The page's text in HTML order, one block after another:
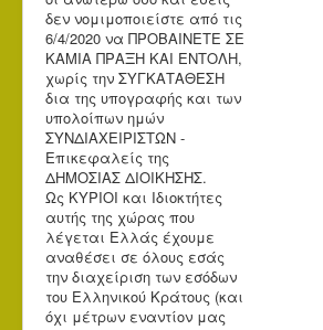
δεν νομιμοποιείστε από τις
6/4/2020 να ΠΡΟΒΑΙΝΕΤΕ ΣΕ
ΚΑΜΙΑ ΠΡΑΞΗ ΚΑΙ ΕΝΤΟΛΗ,
χωρίς την ΣΥΓΚΑΤΑΘΕΣΗ
δια της υπογραφής και των
υπολοίπων ημών
ΣΥΝΔΙΑΧΕΙΡΙΣΤΩΝ -
Επικεφαλείς της
ΔΗΜΟΣΙΑΣ ΔΙΟΙΚΗΣΗΣ.
Ως ΚΥΡΙΟΙ και Ιδιοκτήτες
αυτής της χώρας που
λέγεται Ελλάς έχουμε
αναθέσει σε όλους εσάς
την διαχείριση των εσόδων
του Ελληνικού Κράτους (και
όχι μέτρων εναντίον μας